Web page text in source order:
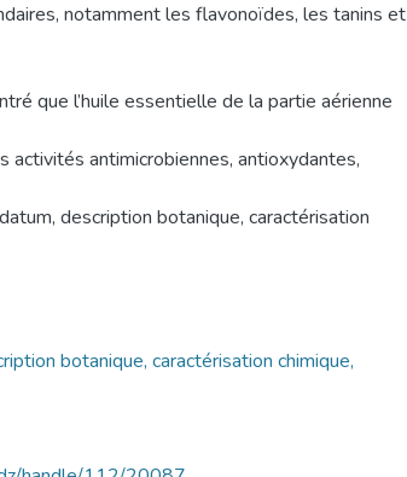
notamment les flavonoïdes, les tanins et
que l’huile essentielle de la partie aérienne
activités antimicrobiennes, antioxydantes,
description botanique, caractérisation
botanique, caractérisation chimique,